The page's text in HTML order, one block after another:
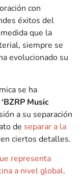
con
éxitos del
que la
siempre se
evolucionado su
se ha
‘BZRP Music
a su separación
de separar a la
ciertos detalles.
representa
a nivel global.